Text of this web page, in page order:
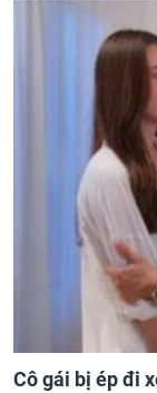
Cô gái bị ép đi